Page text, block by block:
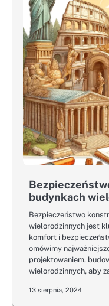
budynkach
Bezpieczeństwo
wielorodzinnych jest
komfort i
omówimy
projektowaniem,
wielorodzinnych, aby
13 sierpnia, 2024